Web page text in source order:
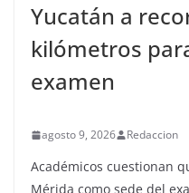
Yucatán a
kilómetros
examen
agosto 9, 2026 Redaccion
Académicos cuestionan
Mérida como sede del